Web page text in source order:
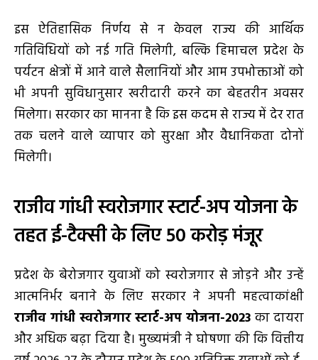
इस ऐतिहासिक निर्णय से न केवल राज्य की आर्थिक
गतिविधियों को नई गति मिलेगी, बल्कि हिमाचल प्रदेश के
पर्यटन क्षेत्रों में आने वाले सैलानियों और आम उपभोक्ताओं को
भी अपनी सुविधानुसार खरीदारी करने का बेहतरीन अवसर
मिलेगा। सरकार का मानना है कि इस कदम से राज्य में देर रात
तक चलने वाले व्यापार को सुरक्षा और वैधानिकता दोनों
मिलेगी।
राजीव गांधी स्वरोजगार स्टार्ट-अप योजना के
तहत ई-टैक्सी के लिए 50 करोड़ मंजूर
प्रदेश के बेरोजगार युवाओं को स्वरोजगार से जोड़ने और उन्हें
आत्मनिर्भर बनाने के लिए सरकार ने अपनी महत्वाकांक्षी
राजीव गांधी स्वरोजगार स्टार्ट-अप योजना-2023 का दायरा
और अधिक बढ़ा दिया है। मुख्यमंत्री ने घोषणा की कि वित्तीय